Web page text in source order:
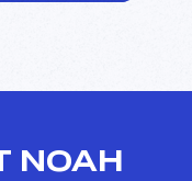
NOAH